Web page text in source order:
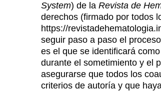
System) de la Revista de
derechos (firmado por todos
https://
seguir paso a paso el
es el que se identificará
durante el sometimiento y el
asegurarse que todos los
criterios de autoría y que